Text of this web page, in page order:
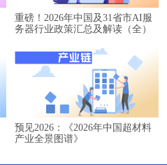
重磅！2026年中国及31省市AI服
务器行业政策汇总及解读（全）
预见2026：《2026年中国超材料
产业全景图谱》